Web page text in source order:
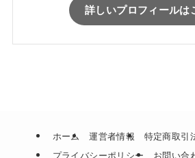
詳しいプロフィールは
ホーム 運営者情報
特定商取引
プライバシーポリシー
お問い合